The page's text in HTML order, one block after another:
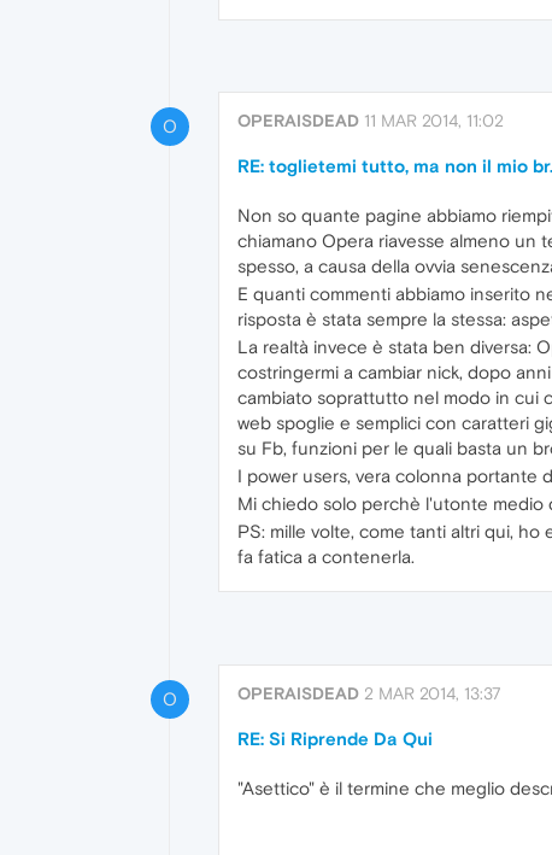
O OPERAISDEAD 11 MAR 2014, 11:02
RE: toglietemi tutto, ma non il mio
Non so quante pagine abbiamo
chiamano Opera riavesse almeno un
spesso, a causa della ovvia
E quanti commenti abbiamo inserito
risposta è stata sempre la stessa:
La realtà invece è stata ben diversa:
costringermi a cambiar nick, dopo
cambiato soprattutto nel modo in cui
web spoglie e semplici con caratteri
su Fb, funzioni per le quali basta un
I power users, vera colonna portante
Mi chiedo solo perchè l'utonte medio
PS: mille volte, come tanti altri qui,
fa fatica a contenerla.
O OPERAISDEAD 2 MAR 2014, 13:37
RE: Si Riprende Da Qui
"Asettico" è il termine che meglio